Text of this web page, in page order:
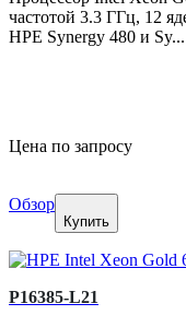
частотой 3.3 ГГц, 12
HPE Synergy 480 и Sy...
Цена по запросу
Обзор
Купить
P16385-L21